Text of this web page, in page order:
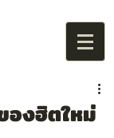
องฮิตใหม่